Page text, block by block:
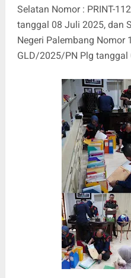
Selatan Nomor : PRINT-
tanggal 08 Juli 2025, dan
Negeri Palembang Nomor
GLD/2025/PN Plg tanggal